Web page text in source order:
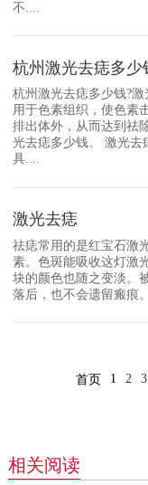
不....
杭州激光去痣多少
杭州激光去痣多少钱?
用于色素组织，使色素
排出体外，从而达到祛
光去痣多少钱。 激光去
具....
激光去痣
祛痣常用的是红宝石激
素。色斑能吸收这灯激
块的颜色也随之变淡。
落后，也不会遗留瘢痕
首页 1 2 3
相关阅读